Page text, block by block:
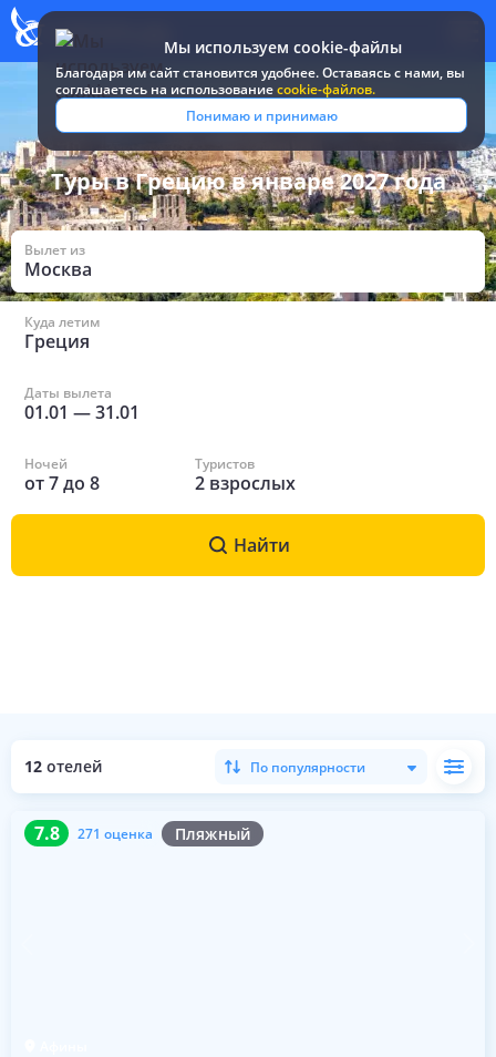
Мы используем cookie-файлы
Благодаря им сайт становится удобнее. Оставаясь c нами, вы
соглашаетесь на использованиеcookie-файлов.
Понимаю и принимаю
Все туры и путевки / Греция / Январь
Туры в Грецию в январе 2027 года
Вылет из
Москва
Куда летим
Греция
Даты вылета
01.01 —31.01
Ночей
от7до 8
Туристов
2 взрослых
Найти
12 отелей По популярности
7.8 271 оценка Пляжный
7.8 271 оценка